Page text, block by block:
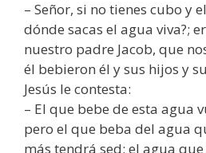
– Señor, si no tienes cubo y
dónde sacas el agua viva?;
nuestro padre Jacob, que
él bebieron él y sus hijos y
Jesús le contesta:
– El que bebe de esta agua
pero el que beba del agua
más tendrá sed; el agua